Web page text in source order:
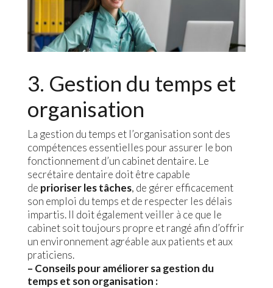
3. Gestion du temps et
organisation
La gestion du temps et l’organisation sont des
compétences essentielles pour assurer le bon
fonctionnement d’un cabinet dentaire. Le
secrétaire dentaire doit être capable
de prioriser les tâches, de gérer efficacement
son emploi du temps et de respecter les délais
impartis. Il doit également veiller à ce que le
cabinet soit toujours propre et rangé afin d’offrir
un environnement agréable aux patients et aux
praticiens.
– Conseils pour améliorer sa gestion du
temps et son organisation :